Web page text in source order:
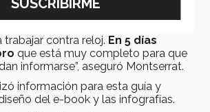
el 2° semestre de
su historia paraCONECTA.
trabajar contra reloj. En 5 días
que está muy completo para que
informarse”, aseguró Montserrat.
información para esta guía y
del e-book y las infografías.